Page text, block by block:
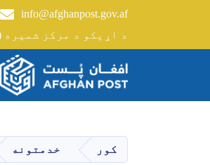
info@afghanpost.gov.af
+۹۳(۰) ۲۰۲۹۲۷۹۷۰ - (۱۹۹) د اړیکو د مرکز شمیره
Main navigation
کور خدمتونه